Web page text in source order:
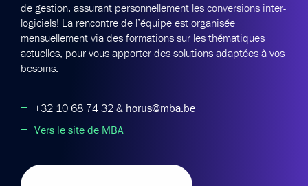
de gestion, assurant personnellement les conversions inter-
logiciels! La rencontre de l’équipe est organisée
mensuellement via des formations sur les thématiques
actuelles, pour vous apporter des solutions adaptées à vos
besoins.
+32 10 68 74 32 & horus@mba.be
Vers le site de MBA